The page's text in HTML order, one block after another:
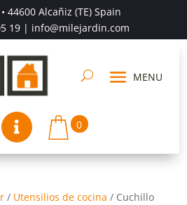
44600 Alcañiz (TE) Spain
19| info@milejardin.com
 0
/ Utensilios de cocina / Cuchillo